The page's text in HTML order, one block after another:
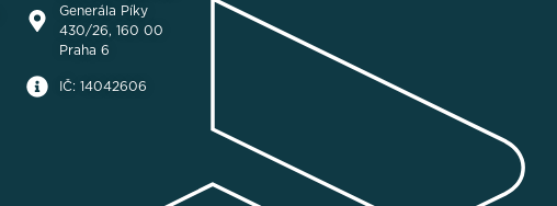
Generála Píky
430/26, 160 00
Praha 6
IČ: 14042606